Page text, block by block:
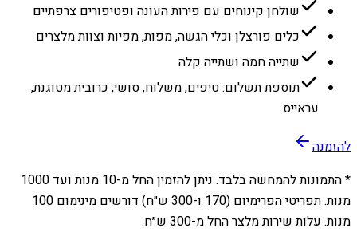
שולחן קינוחים עם פירות העונה ופטיפורים צרפתיים
כלים פורצלן וכלי הגשה, מפות, מפיות וצוות מלצרים
שתייה חמה ושתייה קלה
תוספת תשלום: טיפים, משלוח, סושי, כרובית מטוגנת,
עראייס
להזמנה
* התמונות להמחשה בלבד. ניתן להזמין החל מ-10 מנות ועד 1000
מנות. תפריטי הפרימיום (170 ו-300 ש״ח) דורשים מינימום 100
מנות. עלות שירות מלצר החל מ-300 ש״ח.